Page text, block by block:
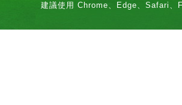
建議使用 Chrome、Edge、Safari